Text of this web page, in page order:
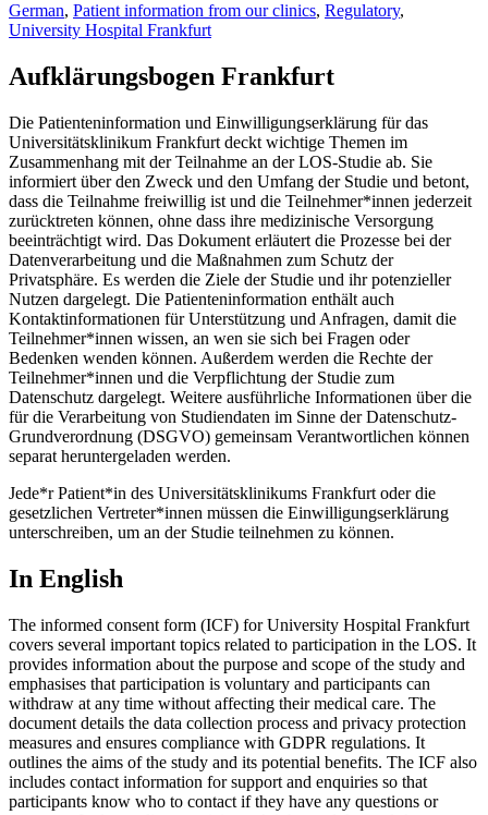
German, Patient information from our clinics, Regulatory,
University Hospital Frankfurt
Aufklärungsbogen Frankfurt
Die Patienteninformation und Einwilligungserklärung für das
Universitätsklinikum Frankfurt deckt wichtige Themen im
Zusammenhang mit der Teilnahme an der LOS-Studie ab. Sie
informiert über den Zweck und den Umfang der Studie und betont,
dass die Teilnahme freiwillig ist und die Teilnehmer*innen jederzeit
zurücktreten können, ohne dass ihre medizinische Versorgung
beeinträchtigt wird. Das Dokument erläutert die Prozesse bei der
Datenverarbeitung und die Maßnahmen zum Schutz der
Privatsphäre. Es werden die Ziele der Studie und ihr potenzieller
Nutzen dargelegt. Die Patienteninformation enthält auch
Kontaktinformationen für Unterstützung und Anfragen, damit die
Teilnehmer*innen wissen, an wen sie sich bei Fragen oder
Bedenken wenden können. Außerdem werden die Rechte der
Teilnehmer*innen und die Verpflichtung der Studie zum
Datenschutz dargelegt. Weitere ausführliche Informationen über die
für die Verarbeitung von Studiendaten im Sinne der Datenschutz-
Grundverordnung (DSGVO) gemeinsam Verantwortlichen können
separat heruntergeladen werden.
Jede*r Patient*in des Universitätsklinikums Frankfurt oder die
gesetzlichen Vertreter*innen müssen die Einwilligungserklärung
unterschreiben, um an der Studie teilnehmen zu können.
In English
The informed consent form (ICF) for University Hospital Frankfurt
covers several important topics related to participation in the LOS. It
provides information about the purpose and scope of the study and
emphasises that participation is voluntary and participants can
withdraw at any time without affecting their medical care. The
document details the data collection process and privacy protection
measures and ensures compliance with GDPR regulations. It
outlines the aims of the study and its potential benefits. The ICF also
includes contact information for support and enquiries so that
participants know who to contact if they have any questions or